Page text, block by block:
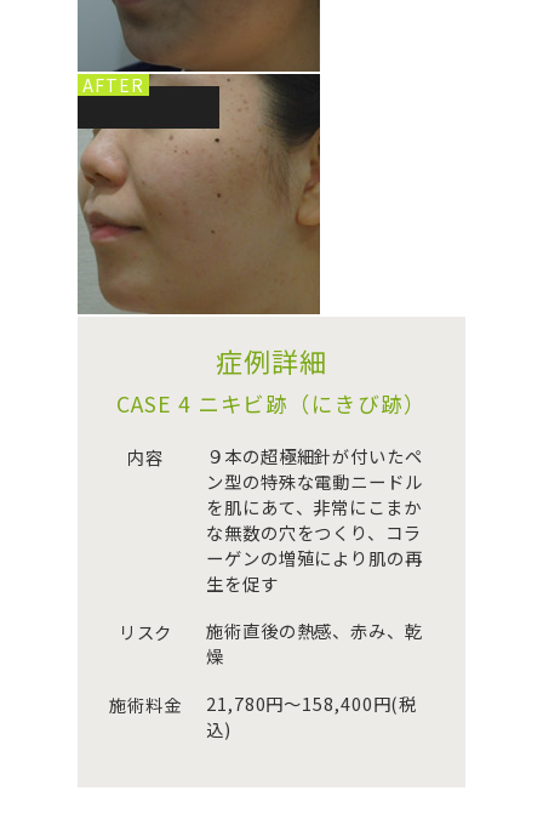
AFTER
症例詳細
CASE 4 ニキビ跡（にきび跡）
内容
９本の超極細針が付いたペ
ン型の特殊な電動ニードル
を肌にあて、非常にこまか
な無数の穴をつくり、コラ
ーゲンの増殖により肌の再
生を促す
リスク
施術直後の熱感、赤み、乾
燥
施術料金
21,780円～158,400円(税
込)